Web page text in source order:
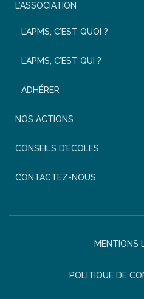
L’ASSOCIATION
L’APMS, C’EST QUOI ?
L’APMS, C’EST QUI ?
ADHÉRER
NOS ACTIONS
CONSEILS D’ÉCOLES
CONTACTEZ-NOUS
MENTIONS
POLITIQUE DE